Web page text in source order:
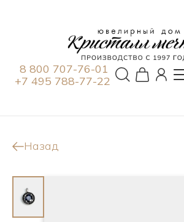
8 800 707-76-01
+7 495 788-77-22
Назад